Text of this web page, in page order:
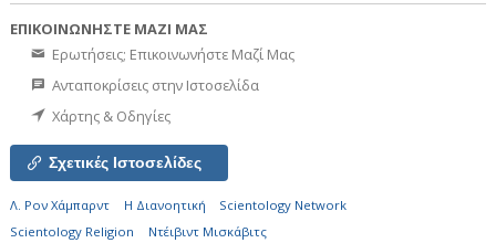
ΕΠΙΚΟΙΝΩΝΗΣΤΕ ΜΑΖΙ ΜΑΣ
Ερωτήσεις; Επικοινωνήστε Μαζί Μας
Ανταποκρίσεις στην Ιστοσελίδα
Χάρτης & Οδηγίες
Σχετικές Ιστοσελίδες
Λ. Ρον Χάμπαρντ Η Διανοητική
Scientology Network
Scientology Religion
Ντέιβιντ Μισκάβιτς